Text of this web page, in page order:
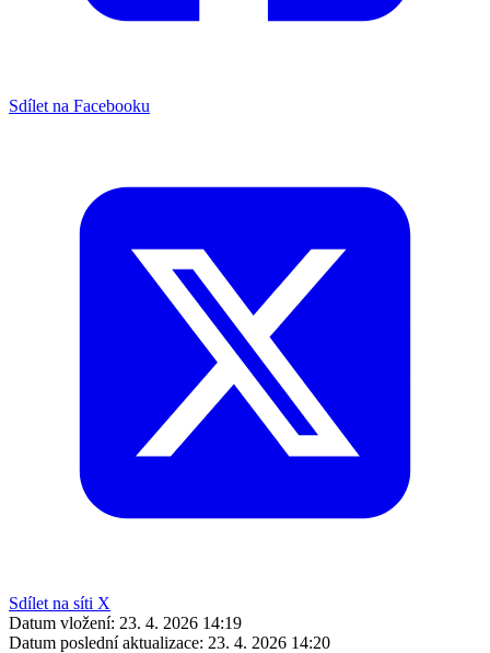
Sdílet na Facebooku
Sdílet na síti X
Datum vložení: 23. 4. 2026 14:19
Datum poslední aktualizace: 23. 4. 2026 14:20